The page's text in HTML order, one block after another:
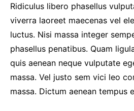
Ridiculus libero phasellus
viverra laoreet maecenas vel
luctus. Nisi massa integer
phasellus penatibus. Quam
quis aenean neque vulputate
massa. Vel justo sem vici leo
massa. Dictum aenean tempus